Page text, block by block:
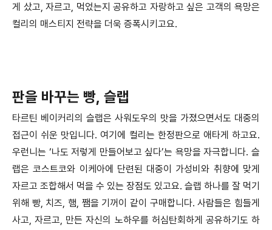
게 샀고, 자르고, 먹었는지 공유하고 자랑하고 싶은 고객의 욕망은
컬리의 매스티지 전략을 더욱 증폭시키고요.
판을 바꾸는 빵, 슬랩
타르틴 베이커리의 슬랩은 사워도우의 맛을 가졌으면서도 대중의
접근이 쉬운 맛입니다. 여기에 컬리는 한정판으로 애타게 하고요.
우런니는 ‘나도 저렇게 만들어보고 싶다’는 욕망을 자극합니다. 슬
랩은 코스트코와 이케아에 단련된 대중이 가성비와 취향에 맞게
자르고 조합해서 먹을 수 있는 장점도 있고요. 슬랩 하나를 잘 먹기
위해 빵, 치즈, 햄, 쨈을 기꺼이 같이 구매합니다. 사람들은 힘들게
사고, 자르고, 만든 자신의 노하우를 허심탄회하게 공유하기도 하